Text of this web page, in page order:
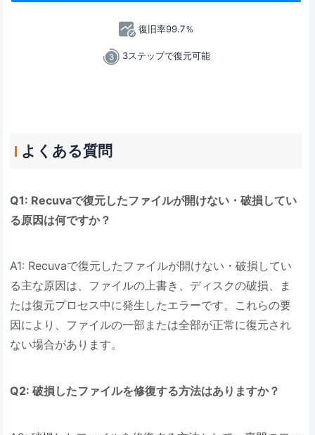
復旧率99.7％
3ステップで復元可能
よくある質問
Q1: Recuvaで復元したファイルが開けない・破損してい
る原因は何ですか？
A1: Recuvaで復元したファイルが開けない・破損してい
る主な原因は、ファイルの上書き、ディスクの破損、ま
たは復元プロセス中に発生したエラーです。これらの要
因により、ファイルの一部または全部が正常に復元され
ない場合があります。
Q2: 破損したファイルを修復する方法はありますか？